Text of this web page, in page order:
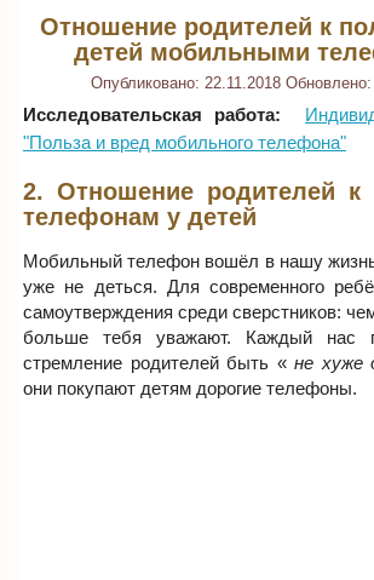
Отношение родителей к
детей мобильными
Опубликовано: 22.11.2018 Обновлено:
Исследовательская работа:
"Польза и вред мобильного телефона"
2. Отношение родителей
телефонам у детей
Мобильный телефон вошёл в нашу жизнь
уже не деться. Для современного
самоутверждения среди сверстников:
больше тебя уважают. Каждый нас
стремление родителей быть «не хуже
они покупают детям дорогие телефоны.